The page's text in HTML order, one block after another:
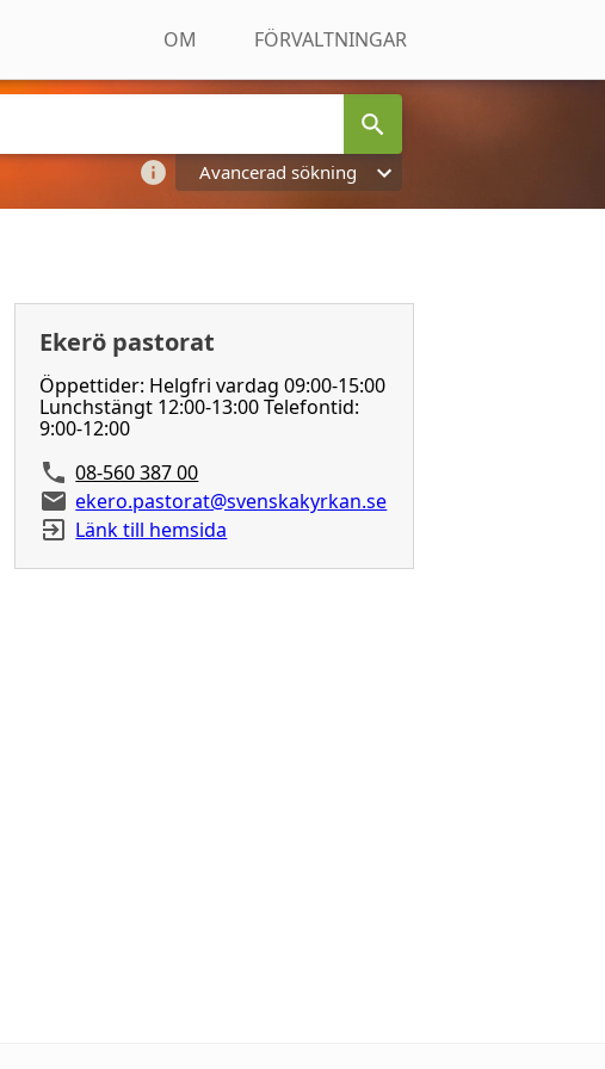
OM FÖRVALTNINGAR
Avancerad sökning
Ekerö pastorat
Öppettider: Helgfri vardag 09:00-15:00
Lunchstängt 12:00-13:00 Telefontid:
9:00-12:00
08-560 387 00
ekero.pastorat@svenskakyrkan.se
Länk till hemsida